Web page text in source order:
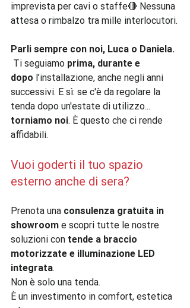
imprevista per cavi o staffe🔴 Nessuna
attesa o rimbalzo tra mille interlocutori.
Parli sempre con noi, Luca o Daniela.
Ti seguiamo prima, durante e
dopo l’installazione, anche negli anni
successivi. E sì: se c'è da regolare la
tenda dopo un'estate di utilizzo...
torniamo noi. È questo che ci rende
affidabili.
Vuoi goderti il tuo spazio
esterno anche di sera?
Prenota una consulenza gratuita in
showroom e scopri tutte le nostre
soluzioni con tende a braccio
motorizzate e illuminazione LED
integrata.
Non è solo una tenda.
È un investimento in comfort, estetica